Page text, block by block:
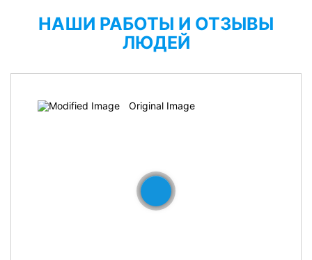
НАШИ РАБОТЫ И ОТЗЫВЫ
ЛЮДЕЙ